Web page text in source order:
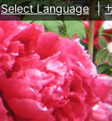
Select Language |